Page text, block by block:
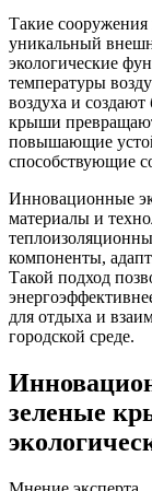
Такие сооружения
уникальный
экологические
температуры
воздуха и
крыши
повышающие
способствующие
Инновационные
материалы и
компоненты,
Такой подход
для отдыха и
городской среде.
зеленые